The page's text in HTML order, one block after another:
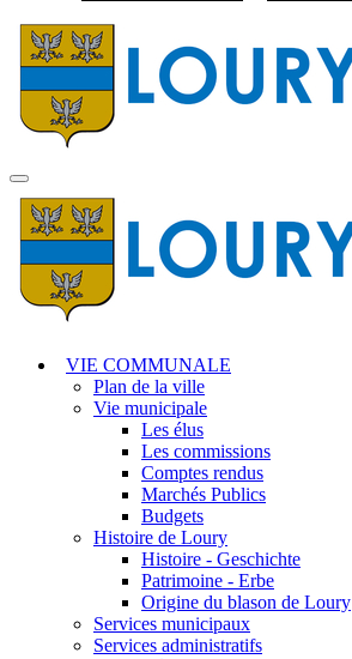
MENU
PRINCIPAL
VIE COMMUNALE
Plan de la ville
Vie municipale
Les élus
Les commissions
Comptes rendus
Marchés Publics
Budgets
Histoire de Loury
Histoire - Geschichte
Patrimoine - Erbe
Origine du blason de Loury
Services municipaux
Services administratifs